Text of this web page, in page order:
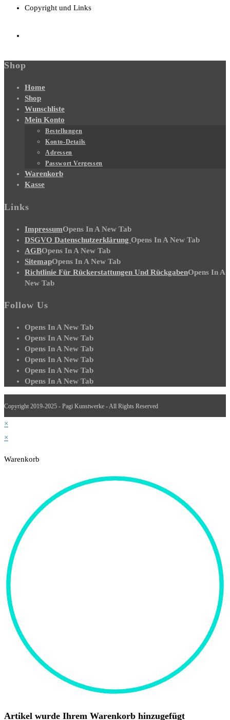
Copyright und Links
Shop
Home
Shop
Wunschliste
Mein Konto
Bestellungen
Konto-Details
Adressen
Passwort Vergessen
Warenkorb
Kasse
Links
ImpressumOpens In A New Tab
DSGVO Datenschutzerklärung Opens In A New Tab
AGBOpens In A New Tab
SitemapOpens In A New Tab
Richtlinie Für Rückerstattungen Und RückgabenOpens In A
New Tab
Follow Us
Opens In A New Tab
Opens In A New Tab
Opens In A New Tab
Opens In A New Tab
Opens In A New Tab
Opens In A New Tab
Copyright 2019-2025 - Pagi Kunstwerke - All Rights Reserved
×
×
Warenkorb
Artikel wurde Ihrem Warenkorb hinzugefügt